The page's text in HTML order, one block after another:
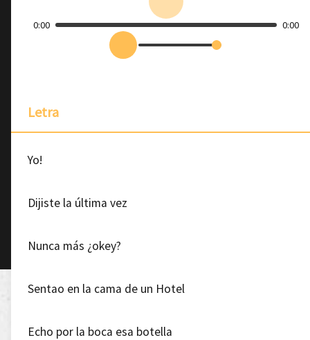
0:00 0:00
Letra
Yo!
Dijiste la última vez
Nunca más ¿okey?
Sentao en la cama de un Hotel
Echo por la boca esa botella